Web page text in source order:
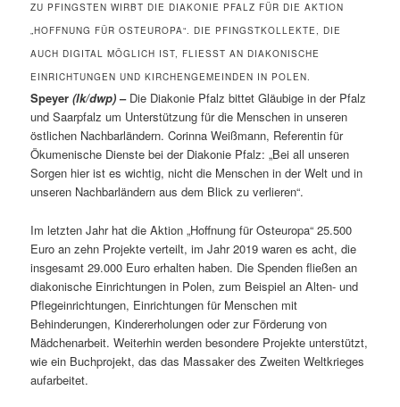
ZU PFINGSTEN WIRBT DIE DIAKONIE PFALZ FÜR DIE AKTION
„HOFFNUNG FÜR OSTEUROPA“. DIE PFINGSTKOLLEKTE, DIE
AUCH DIGITAL MÖGLICH IST, FLIESST AN DIAKONISCHE E
INRICHTUNGEN UND KIRCHENGEMEINDEN IN POLEN.
Speyer(lk/dwp)– Die Diakonie Pfalz bittet Gläubige in der Pfalz
und Saarpfalz um Unterstützung für die Menschen in unseren
östlichen Nachbarländern. Corinna Weißmann, Referentin für
Ökumenische Dienste bei der Diakonie Pfalz: „Bei all unseren
Sorgen hier ist es wichtig, nicht die Menschen in der Welt und in
unseren Nachbarländern aus dem Blick zu verlieren“.
Im letzten Jahr hat die Aktion „Hoffnung für Osteuropa“ 25.500
Euro an zehn Projekte verteilt, im Jahr 2019 waren es acht, die
insgesamt 29.000 Euro erhalten haben. Die Spenden fließen an
diakonische Einrichtungen in Polen, zum Beispiel an Alten- und
Pflegeinrichtungen, Einrichtungen für Menschen mit
Behinderungen, Kindererholungen oder zur Förderung von
Mädchenarbeit. Weiterhin werden besondere Projekte unterstützt,
wie ein Buchprojekt, das das Massaker des Zweiten Weltkrieges
aufarbeitet.